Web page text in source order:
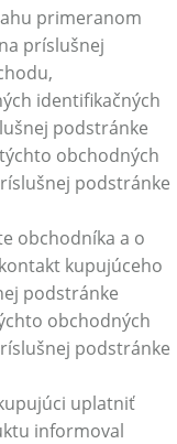
primeranom
príslušnej
identifikačných
podstránke
obchodných
podstránke
obchodníka a o
kupujúceho
podstránke
obchodných
podstránke
uplatniť
informoval